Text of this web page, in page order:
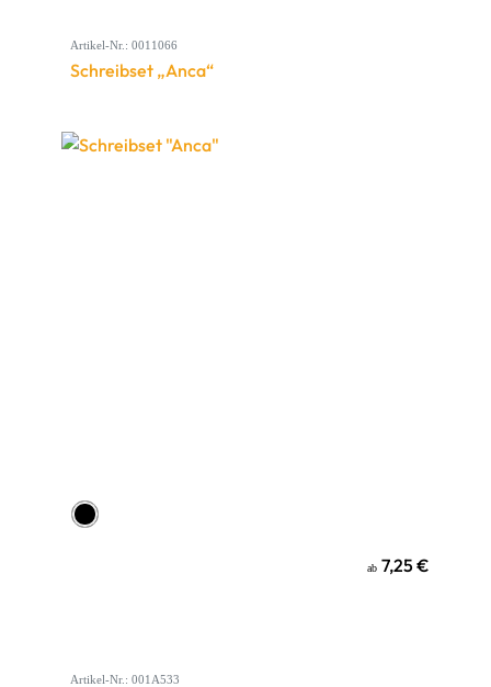
Artikel-Nr.: 0011066
Schreibset „Anca“
ab 7,25 €
Artikel-Nr.: 001A533